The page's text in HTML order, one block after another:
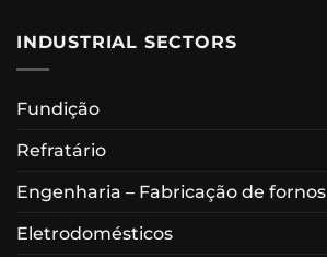
INDUSTRIAL SECTORS
Fundição
Refratário
Engenharia – Fabricação de fornos
Eletrodomésticos